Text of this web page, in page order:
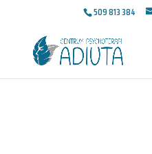
509 813 384